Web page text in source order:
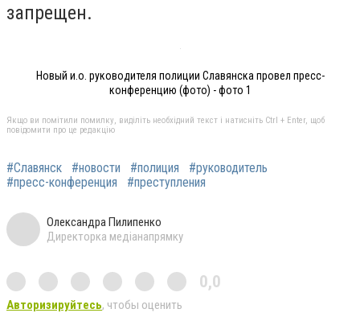
запрещен.
Новый и.о. руководителя полиции Славянска провел пресс-
конференцию (фото) - фото 1
Якщо ви помітили помилку, виділіть необхідний текст і натисніть Ctrl + Enter, щоб
повідомити про це редакцію
#Славянск #новости #полиция
#руководитель
#пресс-конференция
#преступления
Олександра Пилипенко
Директорка медіанапрямку
0,0
Авторизируйтесь, чтобы оценить